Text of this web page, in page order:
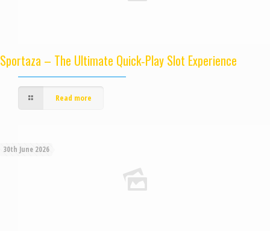
Sportaza – The Ultimate Quick‑Play Slot Experience
Read more
30th June 2026